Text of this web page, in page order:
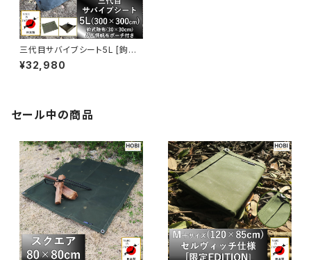
三代目サバイブシート5L [鉤式
陸布壱型＆風情帆布ポーチ付き
セット] ブラックオリーブ [HOBI]
丈ハトメ×16 テントシート カー
サイド タープ 陣幕 キャンプ 焚
ラック レジャーシート マット 軍
幕 [MADE IN JAPAN]
¥32,980
セール中の商品